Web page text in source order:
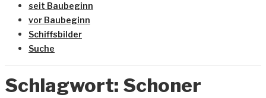
seit Baubeginn
vor Baubeginn
Schiffsbilder
Suche
Schlagwort: Schoner